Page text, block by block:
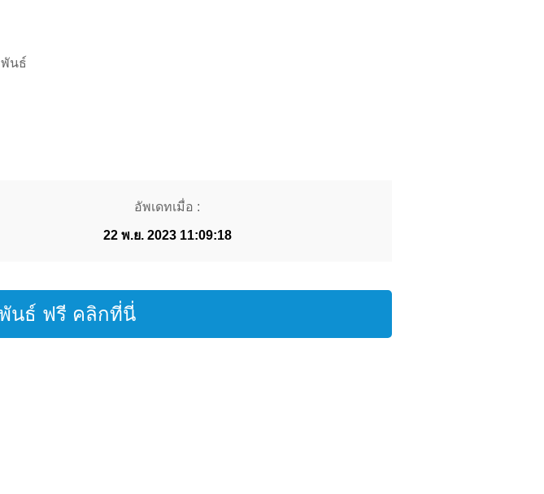
พันธ์
อัพเดทเมื่อ :
22 พ.ย. 2023 11:09:18
นธ์ ฟรี คลิกที่นี่